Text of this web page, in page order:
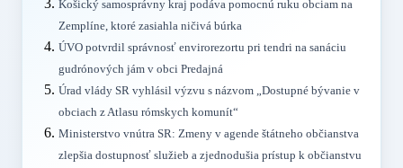
Košický samosprávny kraj podáva pomocnú ruku obciam na
Zemplíne, ktoré zasiahla ničivá búrka
ÚVO potvrdil správnosť envirorezortu pri tendri na sanáciu
gudrónových jám v obci Predajná
Úrad vlády SR vyhlásil výzvu s názvom „Dostupné bývanie v
obciach z Atlasu rómskych komunít“
Ministerstvo vnútra SR: Zmeny v agende štátneho občianstva
zlepšia dostupnosť služieb a zjednodušia prístup k občianstvu